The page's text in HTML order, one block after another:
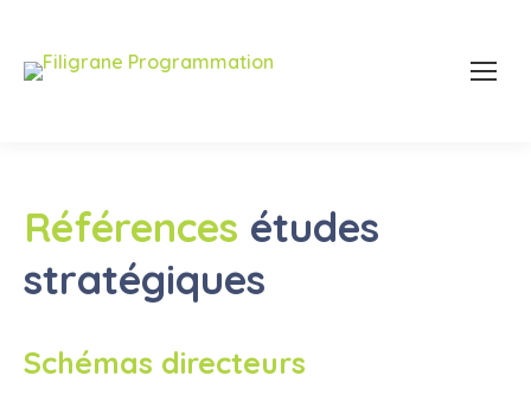
Références études
stratégiques
Schémas directeurs